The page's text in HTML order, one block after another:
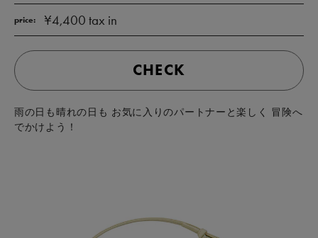
price: ¥4,400 tax in
CHECK
雨の日も晴れの日も お気に入りのパートナーと楽しく 冒険へ
でかけよう！